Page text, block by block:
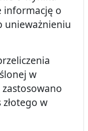
informację o
unieważnieniu
w
w